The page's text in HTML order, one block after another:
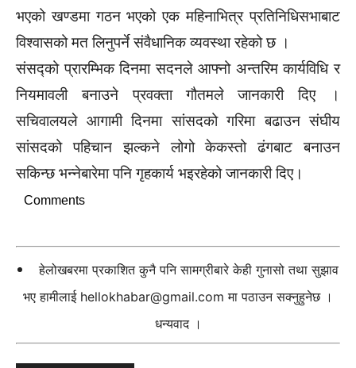
भएको खण्डमा गठन भएको एक महिनाभित्र प्रतिनिधिसभाबाट
विश्वासको मत लिनुपर्ने संवैधानिक व्यवस्था रहेको छ ।
संसद्को प्रारम्भिक दिनमा सदनले आफ्नो अन्तरिम कार्यविधि र
नियमावली बनाउने प्रवक्ता गौतमले जानकारी दिए ।
सचिवालयले आगामी दिनमा सांसदको गरिमा बढाउन संघीय
सांसदको पहिचान झल्कने लोगो केकस्तो ढंगबाट बनाउन
सकिन्छ भन्नेबारेमा पनि गृहकार्य भइरहेको जानकारी दिए।
Comments
हेलोखबरमा प्रकाशित कुनै पनि सामग्रीबारे केही गुनासो तथा सुझाव
भए हामीलाई hellokhabar@gmail.com मा पठाउन सक्नुहुनेछ ।
धन्यवाद ।